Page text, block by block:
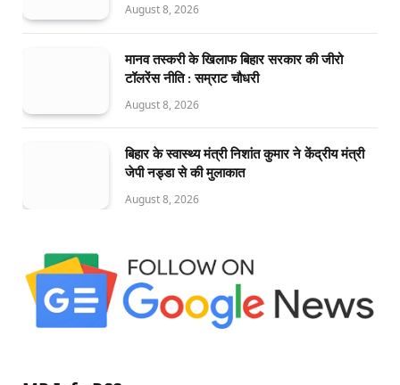
August 8, 2026
मानव तस्करी के खिलाफ बिहार सरकार की जीरो
टॉलरेंस नीति : सम्राट चौधरी
August 8, 2026
बिहार के स्वास्थ्य मंत्री निशांत कुमार ने केंद्रीय मंत्री
जेपी नड्डा से की मुलाकात
August 8, 2026